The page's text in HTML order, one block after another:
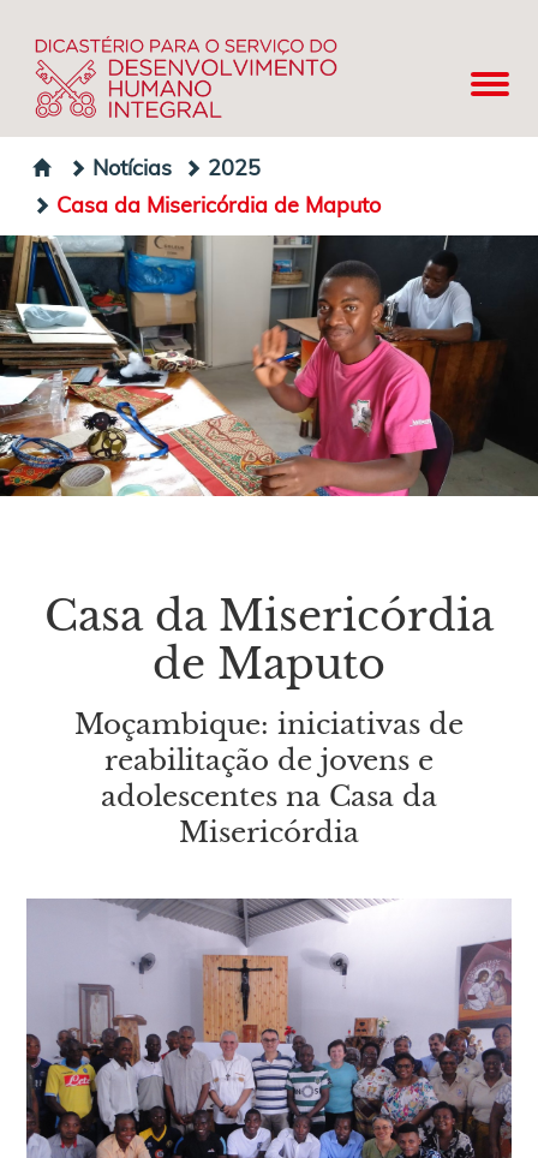
Notícias
2025
Casa da Misericórdia de Maputo
Casa da Misericórdia
de Maputo
Moçambique: iniciativas de
reabilitação de jovens e
adolescentes na Casa da
Misericórdia